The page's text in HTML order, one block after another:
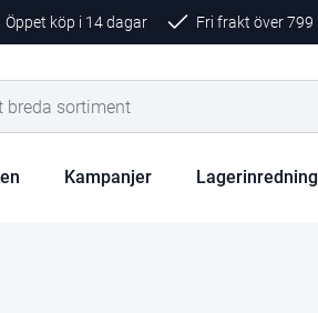
Öppet köp i 14 dagar Fri frakt över799
Kampanjer Lagerinredning